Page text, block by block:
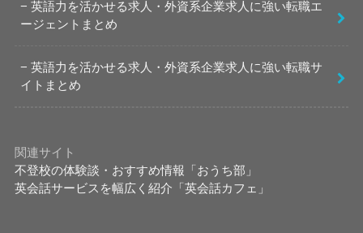
英語力を活かせる求人・外資系企業求人に強い転職エ
ージェントまとめ
英語力を活かせる求人・外資系企業求人に強い転職サ
イトまとめ
関連サイト
不登校の体験談・おすすめ情報「おうち部」
英会話サービスを幅広く紹介「英会話カフェ」